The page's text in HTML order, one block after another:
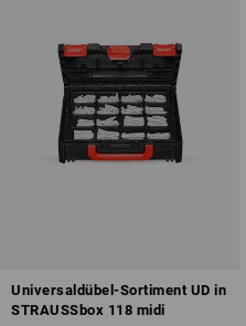
Universaldübel-Sortiment UD in
STRAUSSbox 118 midi